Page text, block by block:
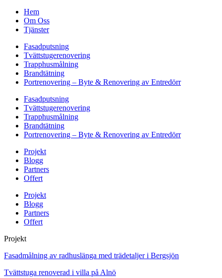
Hem
Om Oss
Tjänster
Fasadputsning
Tvättstugerenovering
Trapphusmålning
Brandtätning
Portrenovering – Byte & Renovering av Entredörr
Fasadputsning
Tvättstugerenovering
Trapphusmålning
Brandtätning
Portrenovering – Byte & Renovering av Entredörr
Projekt
Blogg
Partners
Offert
Projekt
Blogg
Partners
Offert
Projekt
Fasadmålning av radhuslänga med trädetaljer i Bergsjön
Tvättstuga renoverad i villa på Alnö